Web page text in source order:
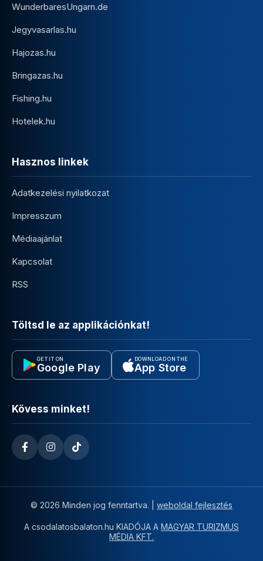
WunderbaresUngarn.de
Jegyvasarlas.hu
Hajozas.hu
Bringazas.hu
Fishing.hu
Hotelek.hu
Hasznos linkek
Adatkezelési nyilatkozat
Impresszum
Médiaajánlat
Kapcsolat
RSS
Töltsd le az applikációnkat!
GET IT ON
Google Play
DOWNLOAD ON THE
App Store
Kövess minket!
© 2026 Minden jog fenntartva. | weboldal fejlesztés
A csodalatosbalaton.hu KIADÓJA A MAGYAR TURIZMUS
MÉDIA KFT.